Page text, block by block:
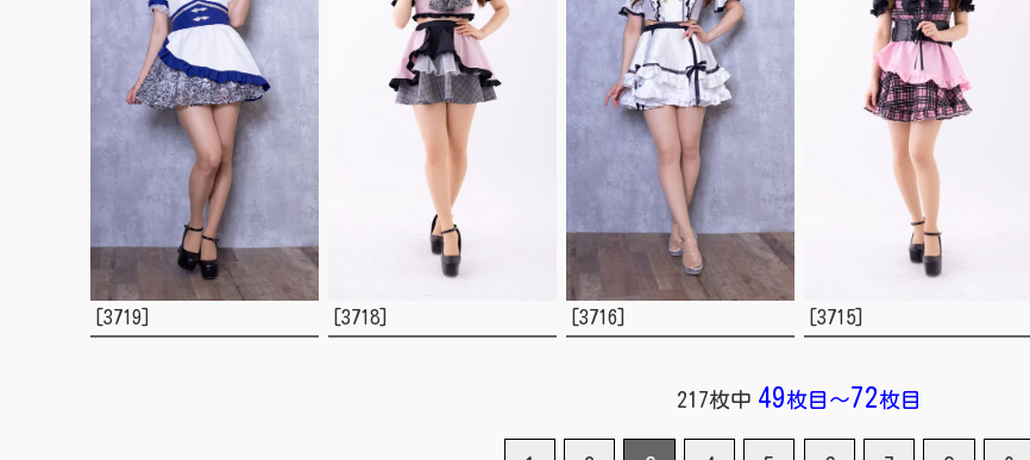
[3719] [3718] [3716] [3715]
217枚中 49枚目 ～72枚目